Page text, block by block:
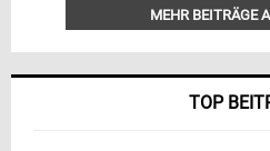
MEHR BEITRÄGE
TOP